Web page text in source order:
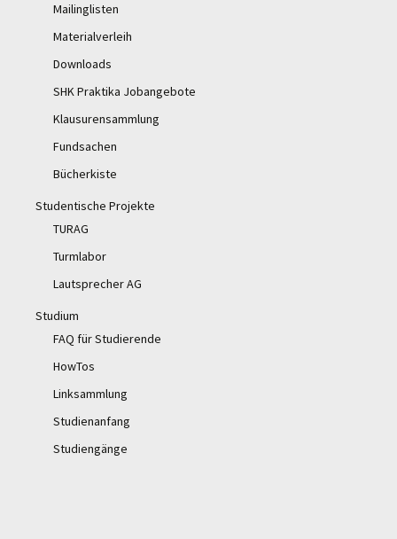
Mailinglisten
Materialverleih
Downloads
SHK Praktika Jobangebote
Klausurensammlung
Fundsachen
Bücherkiste
Studentische Projekte
TURAG
Turmlabor
Lautsprecher AG
Studium
FAQ für Studierende
HowTos
Linksammlung
Studienanfang
Studiengänge